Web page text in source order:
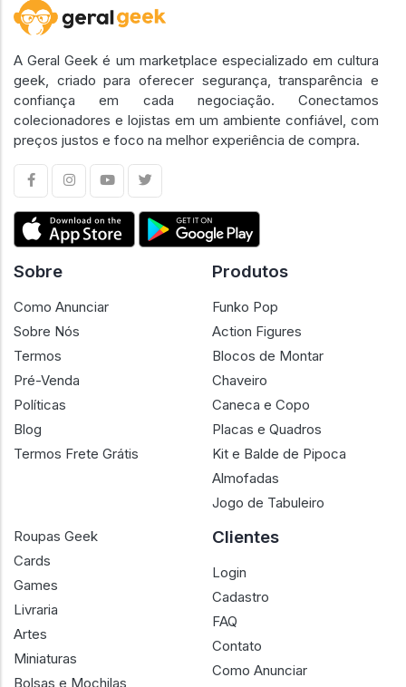
A Geral Geek é um marketplace especializado em cultura
geek, criado para oferecer segurança, transparência e
confiança em cada negociação. Conectamos
colecionadores e lojistas em um ambiente confiável, com
preços justos e foco na melhor experiência de compra.
Sobre
Como Anunciar
Sobre Nós
Termos
Pré-Venda
Políticas
Blog
Termos Frete Grátis
Produtos
Funko Pop
Action Figures
Blocos de Montar
Chaveiro
Caneca e Copo
Placas e Quadros
Kit e Balde de Pipoca
Almofadas
Jogo de Tabuleiro
Roupas Geek
Cards
Games
Livraria
Artes
Miniaturas
Bolsas e Mochilas
Clientes
Login
Cadastro
FAQ
Contato
Como Anunciar